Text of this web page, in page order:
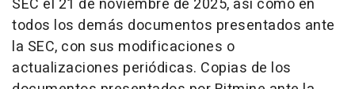
SEC el 21 de noviembre de 2025, así como en
todos los demás documentos presentados ante
la SEC, con sus modificaciones o
actualizaciones periódicas. Copias de los